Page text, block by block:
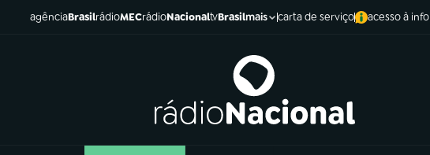
agênciaBrasilrádioMECrádioNacionaltvBrasilmais carta de serviço acesso à